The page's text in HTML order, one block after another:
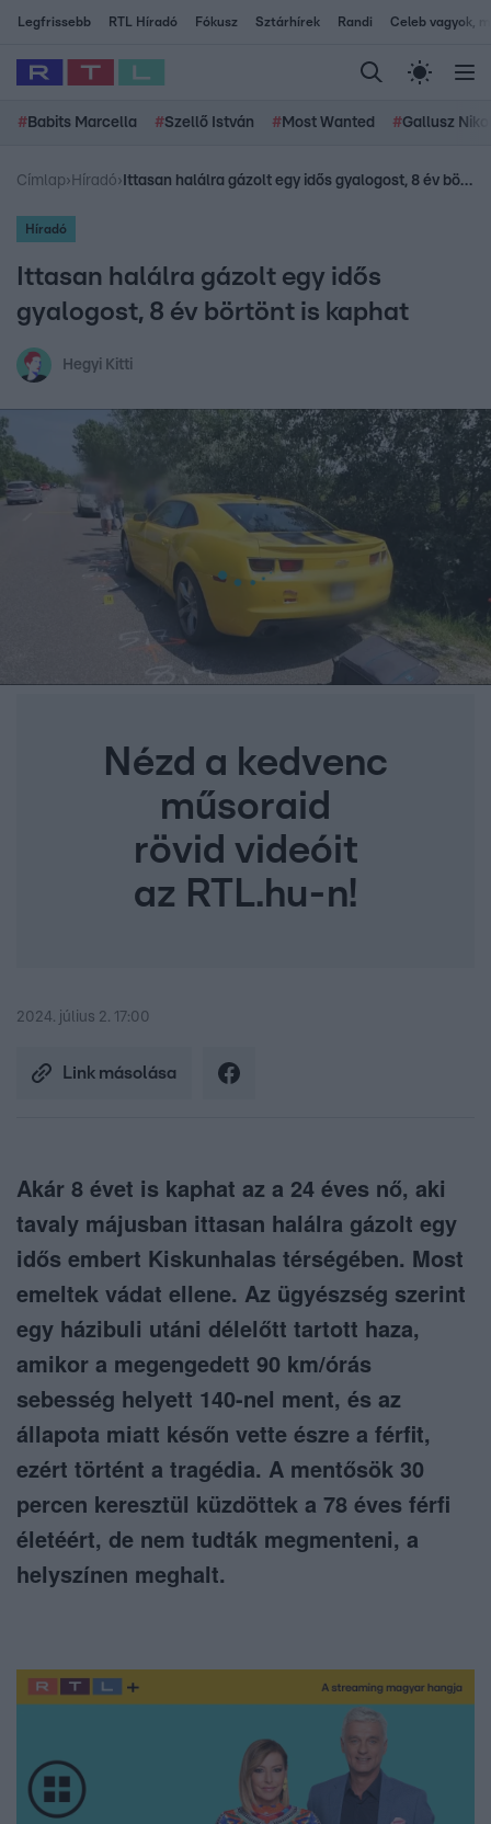
Legfrissebb RTL Híradó Fókusz Sztárhírek Randi Celeb vagyok,
# Babits Marcella #Szellő István # Most Wanted #Gallusz
Címlap› Híradó› Ittasan halálra gázolt egy idős gyalogost, 8 év börtönt is kaphat
Híradó
Ittasan halálra gázolt egy idős
gyalogost, 8 év börtönt is kaphat
Hegyi Kitti
Nézd a kedvenc
műsoraid
rövid videóit
az RTL.hu-n!
2024. július 2. 17:00
Link másolása
Akár 8 évet is kaphat az a 24 éves nő, aki
tavaly májusban ittasan halálra gázolt egy
idős embert Kiskunhalas térségében. Most
emeltek vádat ellene. Az ügyészség szerint
egy házibuli utáni délelőtt tartott haza,
amikor a megengedett 90 km/órás
sebesség helyett 140-nel ment, és az
állapota miatt későn vette észre a férfit,
ezért történt a tragédia. A mentősök 30
percen keresztül küzdöttek a 78 éves férfi
életéért, de nem tudták megmenteni, a
helyszínen meghalt.